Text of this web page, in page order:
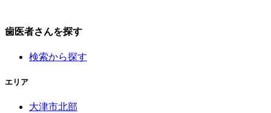
歯医者さんを探す
検索から探す
エリア
大津市北部